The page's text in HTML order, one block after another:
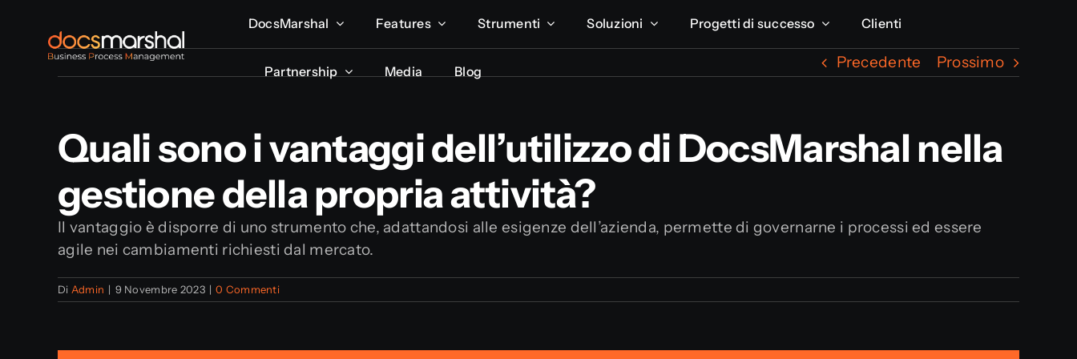
contenuto
DocsMarshal Features Strumenti Soluzioni Progetti di successo Clienti
Partnership Media Blog
DocsMarshal Features Strumenti Soluzioni Progetti di successo Clienti
Partnership Media Blog Precedente Prossimo
Quali sono i vantaggi dell’utilizzo di DocsMarshal nella
gestione della propria attività?
Il vantaggio è disporre di uno strumento che, adattandosi alle esigenze dell’azienda, permette di governarne i processi ed essere
agile nei cambiamenti richiesti dal mercato.
Di Admin | 9 Novembre 2023 | 0 Commenti